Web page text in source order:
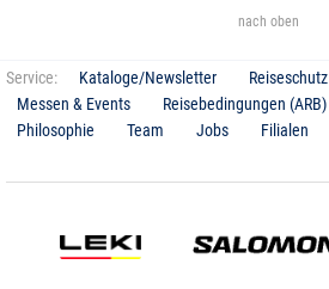
nach oben
Service: Kataloge/Newsletter Reiseschutz
Messen & Events
Reisebedingungen (ARB)
Philosophie
Team Jobs Filialen